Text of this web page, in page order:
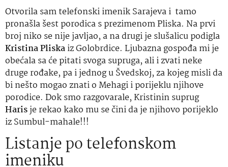
Otvorila sam telefonski imenik Sarajeva i tamo
pronašla šest porodica s prezimenom Pliska. Na prvi
broj niko se nije javljao, a na drugi je slušalicu podigla
Kristina Pliskaiz Golobrdice. Ljubazna gospođa mi je
obećala sa će pitati svoga supruga, ali i zvati neke
druge rođake, pa i jednog u Švedskoj, za kojeg misli da
bi nešto mogao znati o Mehagi i porijeklu njihove
porodice. Dok smo razgovarale, Kristinin suprug
Harisje rekao kako mu se čini da je njihovo porijeklo
iz Sumbul-mahale!!!
Listanje po telefonskom
imeniku